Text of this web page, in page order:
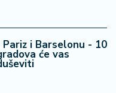
i Barselonu - 10
će vas